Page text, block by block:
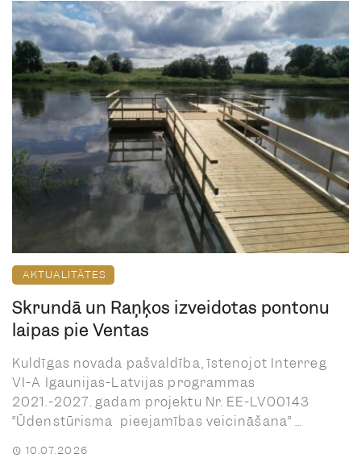
AKTUALITĀTES
Skrundā un Raņķos izveidotas pontonu
laipas pie Ventas
Kuldīgas novada pašvaldība, īstenojot Interreg
VI-A Igaunijas-Latvijas programmas
2021.-2027. gadam projektu Nr. EE-LV00143
“Ūdenstūrisma pieejamības veicināšana” ...
10.07.2026